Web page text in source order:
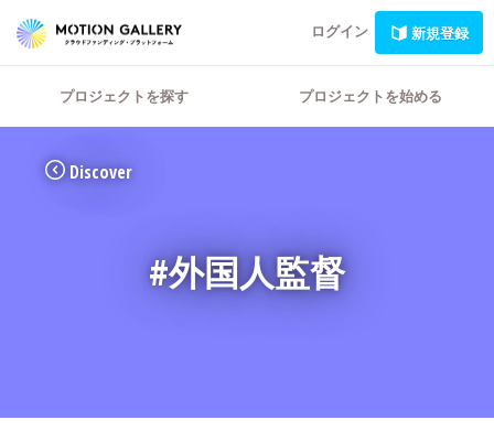
ログイン 新規登録
プロジェクトを探す プロジェクトを始める
Discover
#外国人監督